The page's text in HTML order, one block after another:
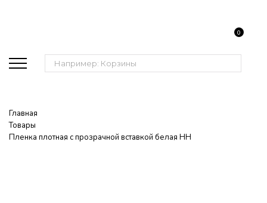
Поиск:
0
Главная
Товары
Пленка плотная с прозрачной вставкой белая НН